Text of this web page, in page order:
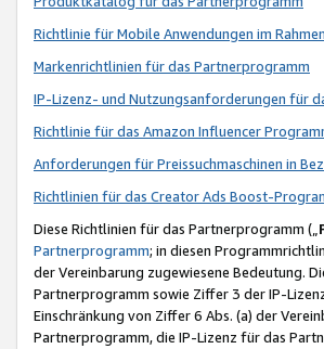
Richtlinie für Mobile Anwendungen im
Markenrichtlinien für das Partnerprogramm
IP-Lizenz- und Nutzungsanforderungen für
Richtlinie für das Amazon Influencer
Anforderungen für Preissuchmaschinen in
Richtlinien für das Creator Ads Boost-
Diese Richtlinien für das Partnerprogramm („
Partnerprogramm; in diesen
der Vereinbarung zugewiesene Bedeutung.
Partnerprogramm sowie Ziffer 3 der IP-
Einschränkung von Ziffer 6 Abs. (a) der
Partnerprogramm, die IP-Lizenz für das